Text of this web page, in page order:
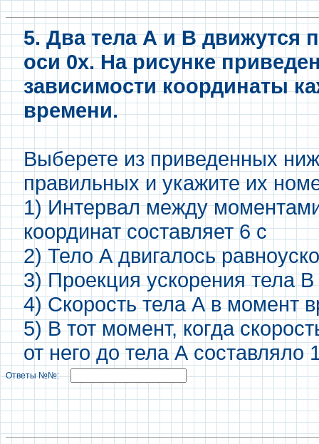
5. Два тела А и В движутся
оси 0х. На рисунке
зависимости координаты
времени.
Выберете из приведенных
правильных и укажите их
1) Интервал между
координат составляет 6 с
2) Тело А двигалось
3) Проекция ускорения тела
4) Скорость тела А в момент
5) В тот момент, когда
от него до тела А составляло
Ответы №№: